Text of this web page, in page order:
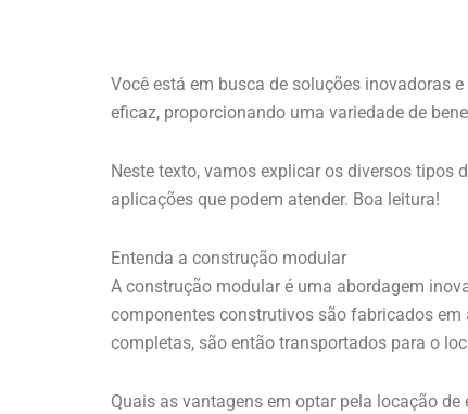
Você está em busca de soluções inovadoras
eficaz, proporcionando uma variedade de
Neste texto, vamos explicar os diversos
aplicações que podem atender. Boa leitura!
Entenda a construção modular
A construção modular é uma abordagem
componentes construtivos são fabricados
completas, são então transportados para o
Quais as vantagens em optar pela locação de